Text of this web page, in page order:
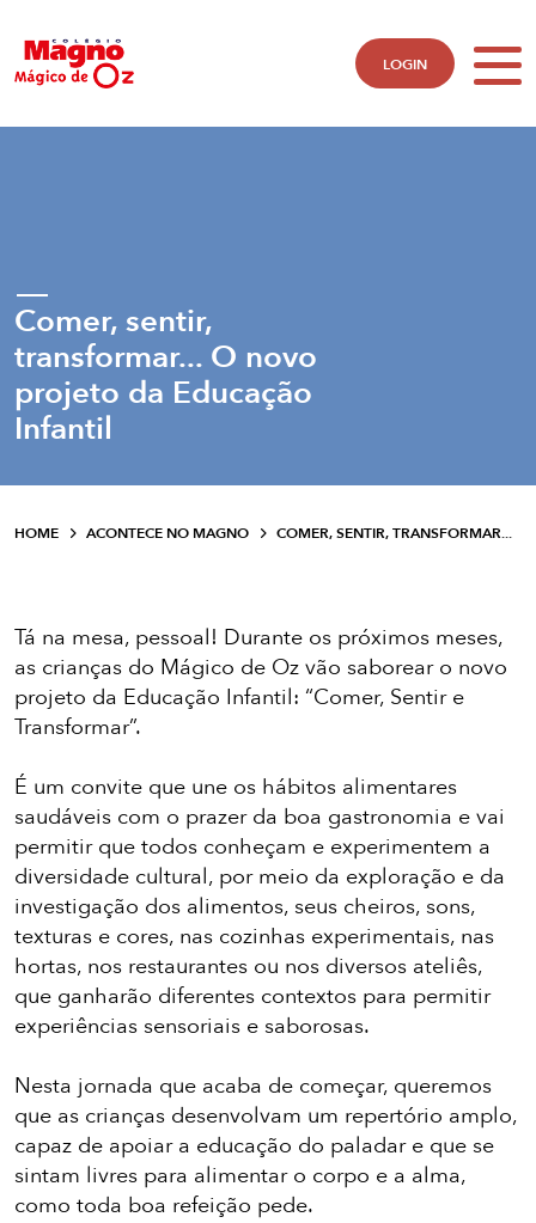
LOGIN
Comer, sentir,
transformar... O novo
projeto da Educação
Infantil
HOME ACONTECE NO MAGNO COMER, SENTIR, TRANSFORMAR...
Tá na mesa, pessoal! Durante os próximos meses,
as crianças do Mágico de Oz vão saborear o novo
projeto da Educação Infantil: “Comer, Sentir e
Transformar”.
É um convite que une os hábitos alimentares
saudáveis com o prazer da boa gastronomia e vai
permitir que todos conheçam e experimentem a
diversidade cultural, por meio da exploração e da
investigação dos alimentos, seus cheiros, sons,
texturas e cores, nas cozinhas experimentais, nas
hortas, nos restaurantes ou nos diversos ateliês,
que ganharão diferentes contextos para permitir
experiências sensoriais e saborosas.
Nesta jornada que acaba de começar, queremos
que as crianças desenvolvam um repertório amplo,
capaz de apoiar a educação do paladar e que se
sintam livres para alimentar o corpo e a alma,
como toda boa refeição pede.